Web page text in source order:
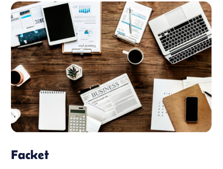
Facket